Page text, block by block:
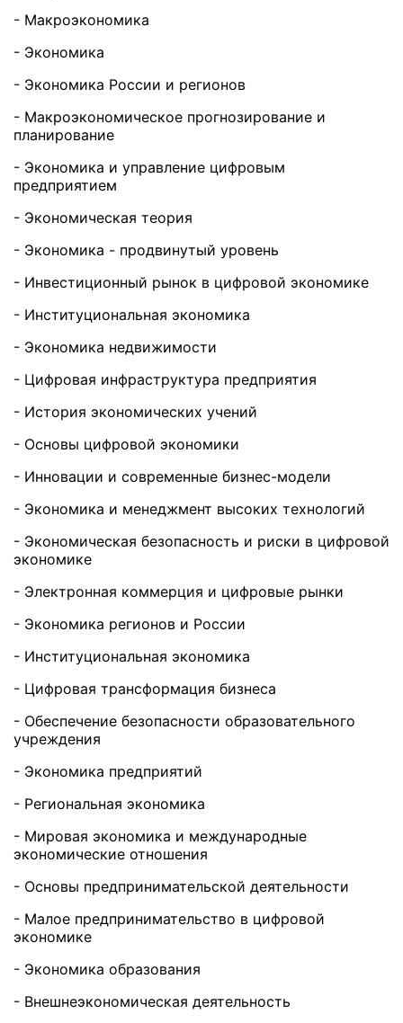
- Макроэкономика
- Экономика
- Экономика России и регионов
- Макроэкономическое прогнозирование и
планирование
- Экономика и управление цифровым
предприятием
- Экономическая теория
- Экономика - продвинутый уровень
- Инвестиционный рынок в цифровой экономике
- Институциональная экономика
- Экономика недвижимости
- Цифровая инфраструктура предприятия
- История экономических учений
- Основы цифровой экономики
- Инновации и современные бизнес-модели
- Экономика и менеджмент высоких технологий
- Экономическая безопасность и риски в цифровой
экономике
- Электронная коммерция и цифровые рынки
- Экономика регионов и России
- Институциональная экономика
- Цифровая трансформация бизнеса
- Обеспечение безопасности образовательного
учреждения
- Экономика предприятий
- Региональная экономика
- Мировая экономика и международные
экономические отношения
- Основы предпринимательской деятельности
- Малое предпринимательство в цифровой
экономике
- Экономика образования
- Внешнеэкономическая деятельность